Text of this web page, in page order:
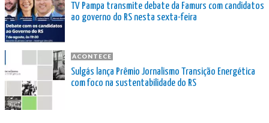
TV Pampa transmite debate da Famurs com candidatos
ao governo do RS nesta sexta-feira
ACONTECE
Sulgás lança Prêmio Jornalismo Transição Energética
com foco na sustentabilidade do RS